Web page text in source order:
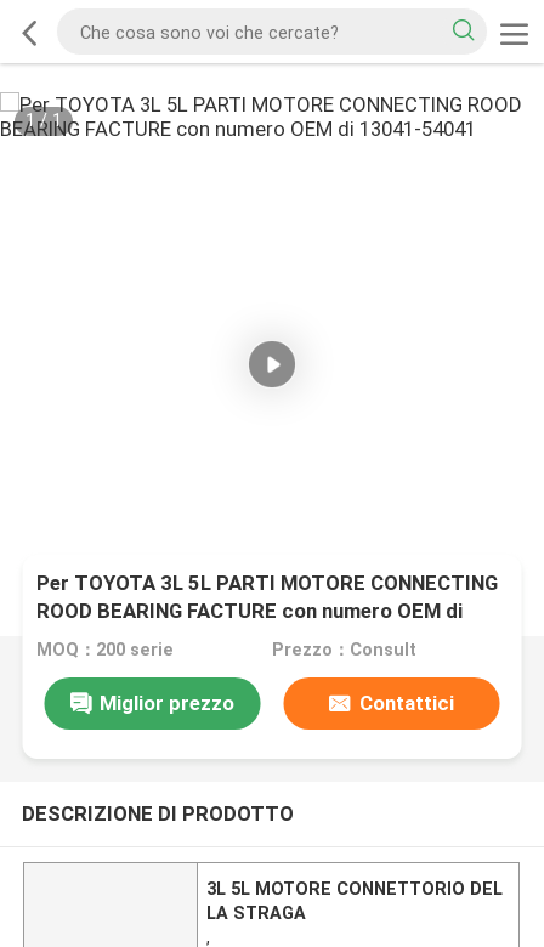
1 /1
Per TOYOTA 3L 5L PARTI MOTORE CONNECTING
ROOD BEARING FACTURE con numero OEM di
13041-54041
MOQ：200 serie Prezzo：Consult
Miglior prezzo Contattici
DESCRIZIONE DI PRODOTTO
3L 5L MOTORE CONNETTORIO DEL
LA STRAGA
,